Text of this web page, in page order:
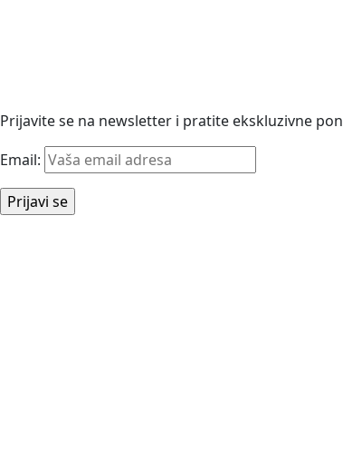
Prijavite se na newsletter i pratite ekskluzivne
Email: